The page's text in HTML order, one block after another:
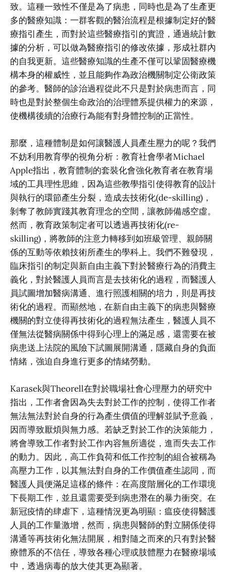
致。這種一致性不僅是為了病患，同時也是為了生產更
多的醫療知識：一群客觀的醫治流程是根據制定好的醫
療指引產生，而對於這些醫療指引的實證，通過統計數
據的分析，可以做為醫療指引的修改依據，形成社群內
的自我更新。這些醫療知識的生產不僅可以鞏固醫療機
構本身的權威性，並且能夠作為政治機關制定公衛政策
的參考。醫師的診治過程從此不只是對於病患而言，同
時也是對於整個生命政治的治理體系提供權力的來源，
使機構後續的治療行為能有對身體控制的正當性。
那麼，這種體制是如何讓醫護人員產生壓力的呢？我們
不妨利用教育學的視角分析：教育社會學者Michael
Apple指出，教育體制的套裝化會強化教育者在教育場
域的工具理性思維，因為這些教學指引使得教育的設計
與執行的環節產生分裂，造成去技術化(de-skilling)，
剝奪了教師實踐其教育理念的空間，讓教師備感空虛。
然而，教育政策制定者可以透過再技術化(re-
skilling)，將教師的注意力轉移到如班級管理、親師關
係的互動等依賴技術所產生的學科上。我們不難發現，
臨床指引的制定與新自由主義下對於醫療行為的消費主
義化，對於醫護人員而言是去技術化的過程，而醫護人
員試圖增加醫病溝通、進行照護相關的培力，則是再技
術化的過程。而顯然地，在新自由主義下的病患與醫療
機關的對立使得再技術化的過程無法產生，醫護人員不
僅無法從醫病關係中得到心理上的滿足感，還需要在被
病患送上法院的風險下試圖展開溝通，隱藏自身的負面
情緒，強迫自身進行更多的情緒勞動。
Karasek與Theorell在對於職場社會心理壓力的研究中
指出，工作者會因為失去對於工作的控制，使得工作者
無法無法對於自身的行為產生價值的理解並賦予意義，
因而導致厭煩與無力感。若缺乏對於工作的決策能力，
將會導致工作者對於工作內容無所適從，進而失去工作
的動力。因此，高工作負荷和低工作控制的組合被稱為
高壓力工作，以其無法對自身的工作價值產生認同，而
醫護人員便滿足這樣的條件：在高度階層化的工作環境
下長期工作，並且還需要受到病患潛在的暴力衝突。在
新冠疫情的肆虐下，這種情況更為明顯：瘟疫使得醫護
人員的工作量激增，然而，病患與醫師的對立關係使得
溝通等再技術化無法開展，相對隨之而來的只有對於醫
療體系的不信任，導致各種心理或肢體壓力在醫療場域
中，透過病毒的放大使其更為顯著。